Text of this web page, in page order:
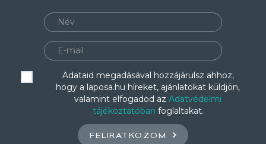
Adataid megadásával hozzájárulsz ahhoz,
hogy a laposa.hu híreket, ajánlatokat küldjön,
valamint elfogadod az Adatvédelmi
tájékoztatóban foglaltakat.
FELIRATKOZOM